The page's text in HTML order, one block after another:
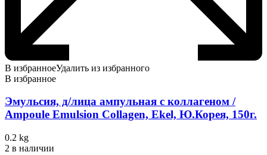
В избранноеУдалить из избранного
В избранное
Эмульсия, д/лица ампульная с коллагеном /
Ampoule Emulsion Collagen, Ekel, Ю.Корея, 150г.
0.2 kg
2 в наличии